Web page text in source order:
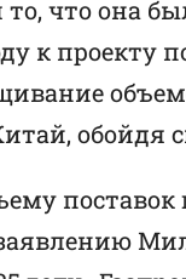
что она
к проекту
обойдя